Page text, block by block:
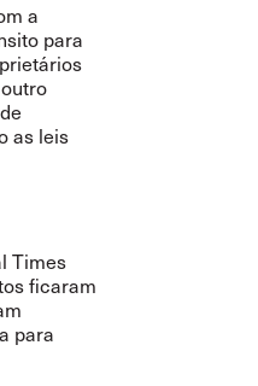
a
para
as leis
Times
ficaram
para